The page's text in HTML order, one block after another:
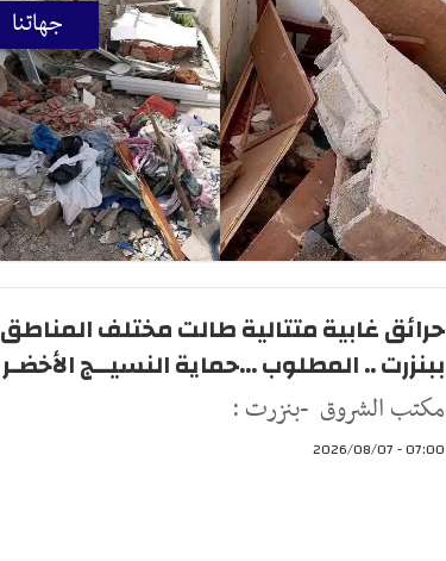
جهاتنا
حرائق غابية متتالية طالت مختلف المناطق
ببنزرت .. المطلوب ...حماية النسيــج الأخضـر
مكتب الشروق -بنزرت :
07:00 - 2026/08/07